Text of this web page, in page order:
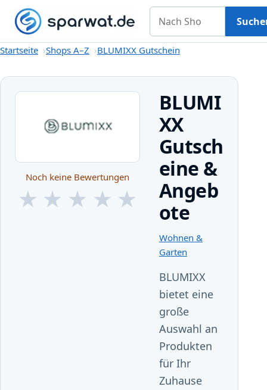
Startseite
GutscheineShops A–Z KategorienMagazin
Nach Shop suchen
Startseite Shops A–Z BLUMIXX Gutschein
Noch keine Bewertungen
★ ★ ★ ★ ★
BLUMI
XX
Gutsch
eine &
Angeb
ote
Wohnen &
Garten
BLUMIXX
bietet eine
große
Auswahl an
Produkten
für Ihr
Zuhause